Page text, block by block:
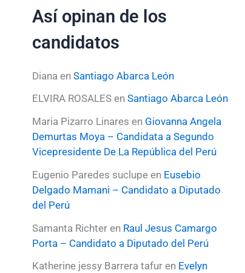
c
r
r
Así opinan de los
candidatos
Diana en Santiago Abarca León
ELVIRA ROSALESen Santiago Abarca León
Maria Pizarro Linares en Giovanna Angela
Demurtas Moya – Candidata a Segundo
Vicepresidente De La República del Perú
Eugenio Paredes suclupeen Eusebio
Delgado Mamani – Candidato a Diputado
del Perú
Samanta Richteren Raul Jesus Camargo
Porta – Candidato a Diputado del Perú
Katherine jessy Barrera tafuren Evelyn